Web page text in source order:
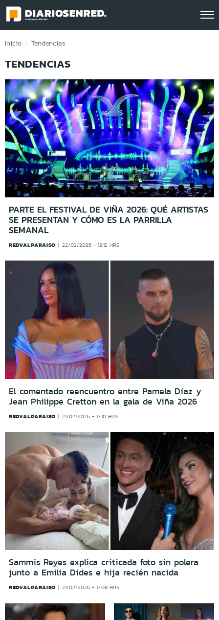
Click acá para ir directamente al contenido
Inicio Tendencias
TENDENCIAS
PARTE EL FESTIVAL DE VIÑA 2026: QUÉ ARTISTAS
SE PRESENTAN Y CÓMO ES LA PARRILLA
SEMANAL
REDVALPARAISO 22/02/2026 - 12:12 HRS
El comentado reencuentro entre Pamela Díaz y
Jean Philippe Cretton en la gala de Viña 2026
REDVALPARAISO 21/02/2026 - 17:10 HRS
Sammis Reyes explica criticada foto sin polera
junto a Emilia Dides e hija recién nacida
REDVALPARAISO 21/02/2026 - 17:08 HRS